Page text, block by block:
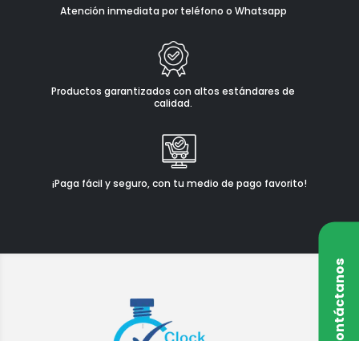
Atención inmediata por teléfono o Whatsapp
Productos garantizados con altos estándares de
calidad.
¡Paga fácil y seguro, con tu medio de pago favorito!
Contáctanos